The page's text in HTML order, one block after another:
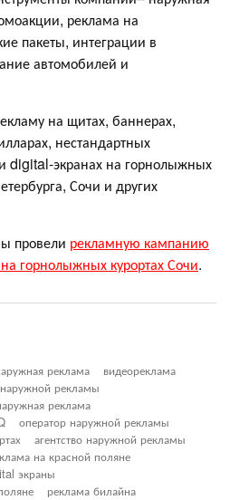
реклама на
пакеты, интеграции в
автомобилей и
на щитах, баннерах,
нестандартных
digital-экранах на горнолыжных
Сочи и других
провели рекламную кампанию
горнолыжных курортах Сочи.
реклама
видеореклама
рекламы
реклама
оператор наружной рекламы
агентство наружной рекламы
на красной поляне
экраны
реклама билайна